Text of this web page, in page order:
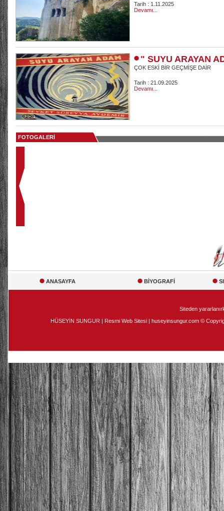
Tarih : 1.11.2025
Devamı...
" SUYU ARAYAN
ÇOK ESKİ BİR GEÇMİŞE DAİR
Tarih : 21.09.2025
Devamı...
FOTOGALERİ
ANASAYFA BİYOGRAFİ
Siteden
HÜSEYİN SUNGUR | Resmi Web Sitesi | huseyinsungur.com ©